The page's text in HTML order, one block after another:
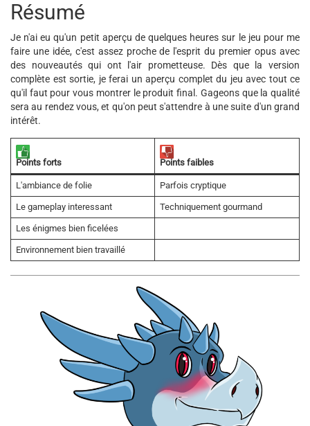
Résumé
Je n'ai eu qu'un petit aperçu de quelques heures sur le jeu pour me
faire une idée, c'est assez proche de l'esprit du premier opus avec
des nouveautés qui ont l'air prometteuse. Dès que la version
complète est sortie, je ferai un aperçu complet du jeu avec tout ce
qu'il faut pour vous montrer le produit final. Gageons que la qualité
sera au rendez vous, et qu'on peut s'attendre à une suite d'un grand
intérêt.
Points forts Points faibles
L'ambiance de folie Parfois cryptique
Le gameplay interessant Techniquement gourmand
Les énigmes bien ficelées
Environnement bien travaillé